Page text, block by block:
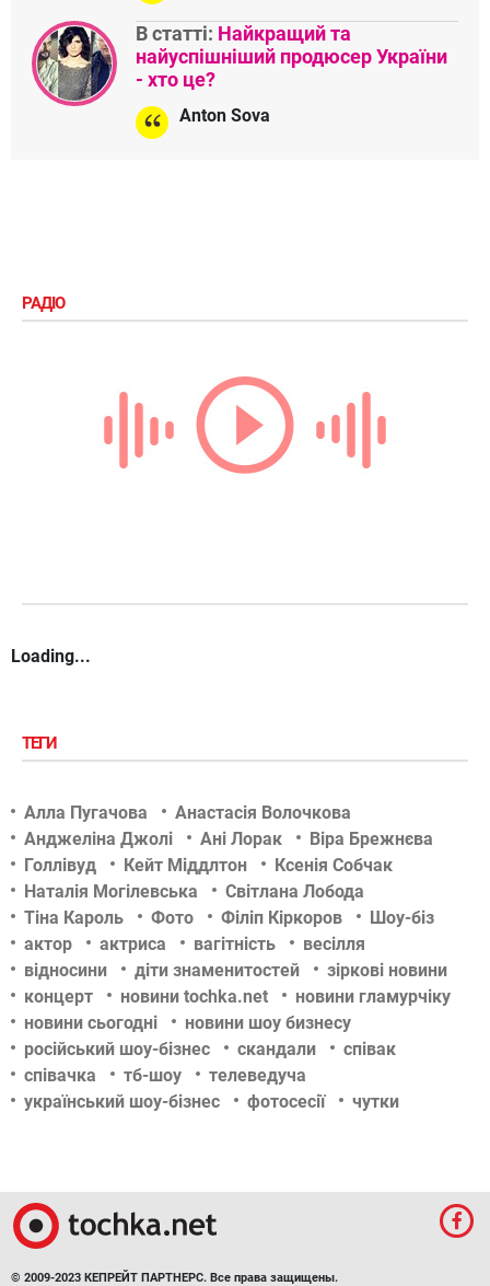
В статті: Найкращий та
найуспішніший продюсер України
- хто це?
Anton Sova
РАДІО
Loading...
ТЕГИ
Алла Пугачова
Анастасія Волочкова
Анджеліна Джолі
Ані Лорак
Віра Брежнєва
Голлівуд
Кейт Міддлтон
Ксенія Собчак
Наталія Могілевська
Світлана Лобода
Тіна Кароль
Фото Філіп Кіркоров
Шоу-біз
актор
актриса вагітність
весілля
відносини
діти знаменитостей
зіркові новини
концерт
новини tochka.net
новини гламурчіку
новини сьогодні
новини шоу бизнесу
російський шоу-бізнес
скандали
співак
співачка
тб-шоу
телеведуча
український шоу-бізнес
фотосесії чутки
© 2009-2023 КЕПРЕЙТ ПАРТНЕРС. Все права защищены.